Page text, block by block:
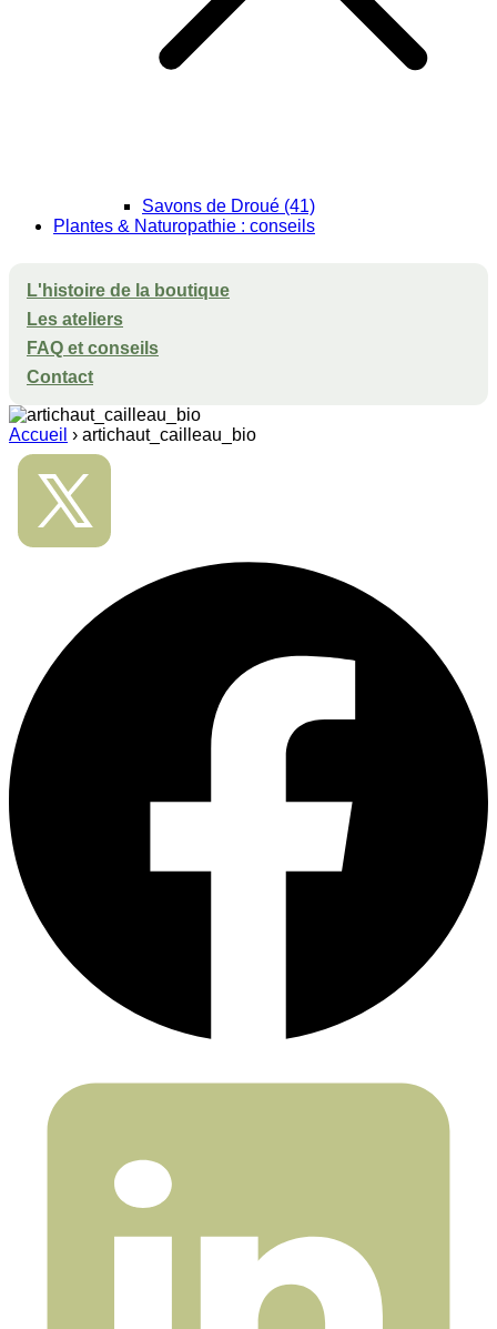
Savons de Droué (41)
Plantes & Naturopathie : conseils
L'histoire de la boutique
Les ateliers
FAQ et conseils
Contact
Accueil › artichaut_cailleau_bio